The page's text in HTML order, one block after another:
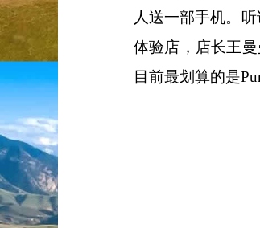
人送一部手机。
体验店，店长王
目前最划算的是